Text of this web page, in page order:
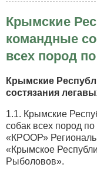
собак
всех
по
2021
Крымские
командные
всех пород
Крымские
состязания
1.1. Крымские
собак всех пород
«КРООР»
«Крымское
Рыболовов».